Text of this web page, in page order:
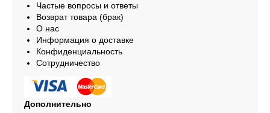
Частые вопросы и ответы
Возврат товара (брак)
О нас
Информация о доставке
Конфиденциальность
Сотрудничество
Дополнительно